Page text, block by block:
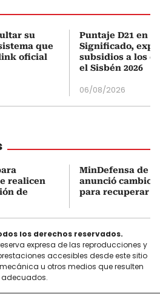
su
que
oficial
Puntaje D21 en
Significado,
subsidios a los
el Sisbén 2026
06/08/2026
realicen
de
MinDefensa de
anunció cambios
para recuperar
los derechos reservados.
expresa de las reproducciones y
accesibles desde este sitio
u otros medios que resulten
adecuados.